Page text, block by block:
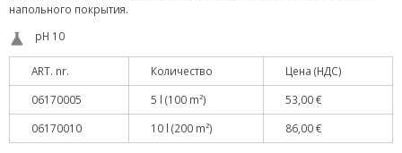
напольного покрытия.
pH 10
ART. nr. Количество
Цена (НДС)
06170005
5 l (100 m²)
53,00 €
06170010
10 l (200 m²) 86,00 €